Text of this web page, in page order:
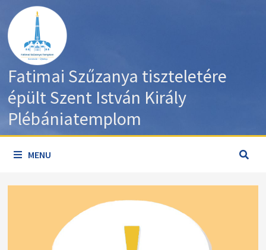
content
Fatimai Szűzanya tiszteletére
épült Szent István Király
Plébániatemplom
MENU